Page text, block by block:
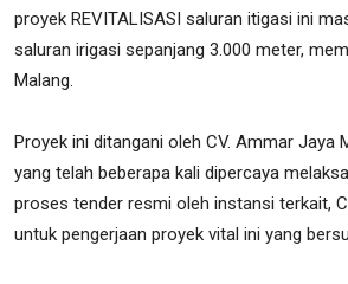
proyek REVITALISASI saluran itigasi ini
saluran irigasi sepanjang 3.000 meter,
Malang.
Proyek ini ditangani oleh CV. Ammar Jaya
yang telah beberapa kali dipercaya
proses tender resmi oleh instansi terkait,
untuk pengerjaan proyek vital ini yang